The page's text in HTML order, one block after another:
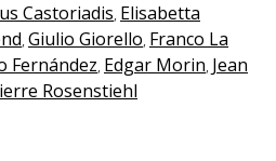
Castoriadis, Elisabetta
, Giulio Giorello, Franco La
Fernández, Edgar Morin, Jean
Rosenstiehl